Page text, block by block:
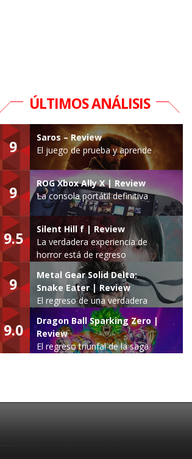
ÚLTIMOS ANÁLISIS
9
Saros – Review
El juego de prueba y aprende
9
ROG Xbox Ally X | Review
La consola portátil definitiva
9.5
Silent Hill f | Review
La verdadera experiencia de
horror está de regreso
9
Metal Gear Solid Delta:
Snake Eater | Review
El regreso de una verdadera
leyenda
9.0
Dragon Ball Sparking Zero |
Review
El regreso triunfal de la saga